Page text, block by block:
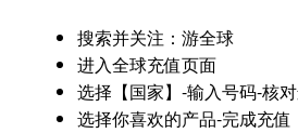
搜索并关注：游全球
进入全球充值页面
选择【国家】-输入号码-核
选择你喜欢的产品-完成充值